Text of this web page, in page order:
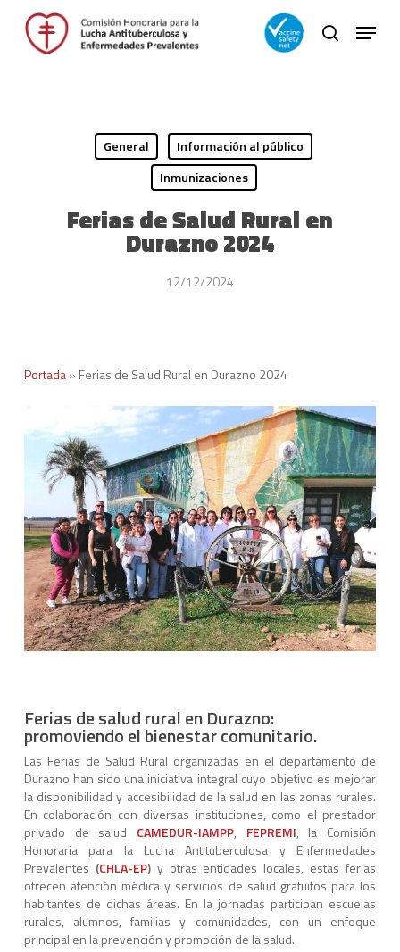
search
Menu
General
Información al público
Inmunizaciones
Ferias de Salud Rural en
Durazno 2024
12/12/2024
Portada» Ferias de Salud Rural en Durazno 2024
Ferias de salud rural en Durazno:
promoviendo el bienestar comunitario.
Las Ferias de Salud Rural organizadas en el departamento de
Durazno han sido una iniciativa integral cuyo objetivo es mejorar
la disponibilidad y accesibilidad de la salud en las zonas rurales.
En colaboración con diversas instituciones, como el prestador
privado de salud CAMEDUR-IAMPP, FEPREMI, la Comisión
Honoraria para la Lucha Antituberculosa y Enfermedades
Prevalentes (CHLA-EP) y otras entidades locales, estas ferias
ofrecen atención médica y servicios de salud gratuitos para los
habitantes de dichas áreas. En la jornadas participan escuelas
rurales, alumnos, familias y comunidades, con un enfoque
principal en la prevención y promoción de la salud.